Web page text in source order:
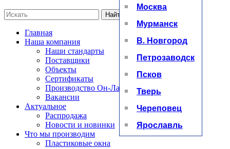
Москва
Мурманск
В. Новгород
Петрозаводск
Псков
Тверь
Череповец
Ярославль
Найти
Главная
Наша компания
Наши стандарты
Поставщики
Объекты
Сертификаты
Производство Он-Лайн
Вакансии
Актуальное
Распродажа
Новости и новинки
Что мы производим
Пластиковые окна